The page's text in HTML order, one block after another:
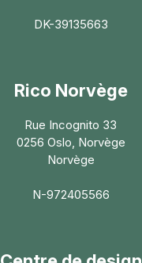
DK-39135663
Rico Norvège
Rue Incognito 33
0256 Oslo, Norvège
Norvège
N-972405566